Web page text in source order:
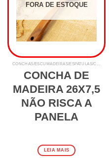
FORA DE ESTOQUE
CONCHAS/ESCUMADEIRAS/ESPATULAS/COLHER P ARROZ
CONCHA DE
MADEIRA 26X7,5
NÃO RISCA A
PANELA
LEIA MAIS